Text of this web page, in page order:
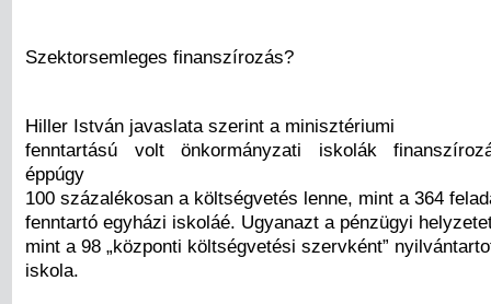
Szektorsemleges finanszírozás?
Hiller István javaslata szerint a minisztériumi
fenntartású volt önkormányzati iskolák
éppúgy
100 százalékosan a költségvetés lenne, mint a 364
fenntartó egyházi iskoláé. Ugyanazt a pénzügyi
mint a 98 „központi költségvetési szervként”
iskola.